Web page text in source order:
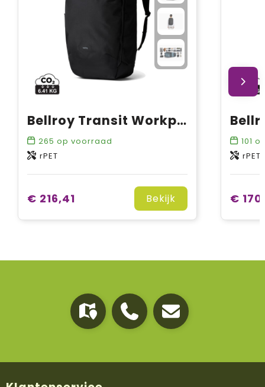
Bellroy Transit Workpack Pro 28L
265 op voorraad
rPET
€ 216,41 Bekijk
101
rPET
€